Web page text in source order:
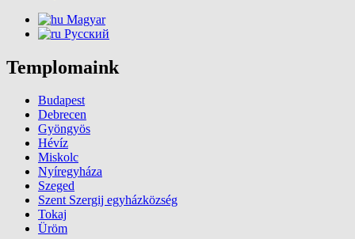
Magyar
Русский
Templomaink
Budapest
Debrecen
Gyöngyös
Hévíz
Miskolc
Nyíregyháza
Szeged
Szent Szergij egyházközség
Tokaj
Üröm